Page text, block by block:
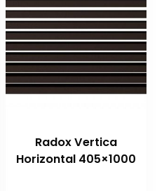
Radox Vertica
Horizontal 405×1000